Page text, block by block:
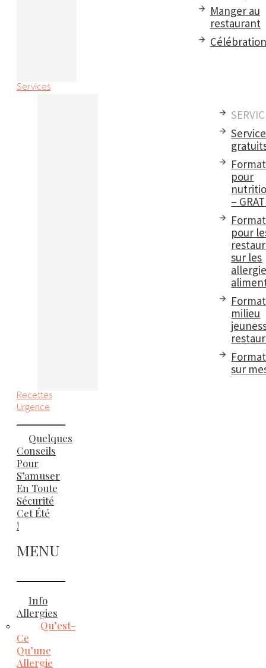
Manger au
restaurant
Services
pour
–
pour
sur les
milieu
sur
Recettes
Urgence
Quelques
Conseils
Pour
S’amuser
En Toute
Sécurité
Cet Été
!
MENU
Info
Allergies
Qu’est-
Ce
Qu’une
Allergie